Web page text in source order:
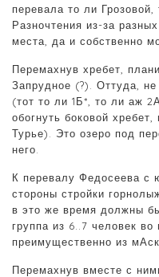
перевала то ли
Разночтения из-за
места, да и собственно
Перемахнув хребет,
Запрудное (?). Оттуда,
(тот то ли 1Б*, то ли аж
обогнуть боковой
Турье). Это озеро под
него.
К перевалу Федосеева с
стороны стройки
в это же время должны
группа из 6..7 человек
преимущественно из
Перемахнув вместе с